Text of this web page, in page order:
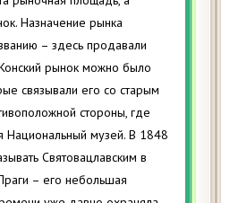
Назначение рынка
– здесь продавали
рынок можно было
связывали его со старым
стороны, где
Национальный музей. В 1848
Святовацлавским в
– его небольшая